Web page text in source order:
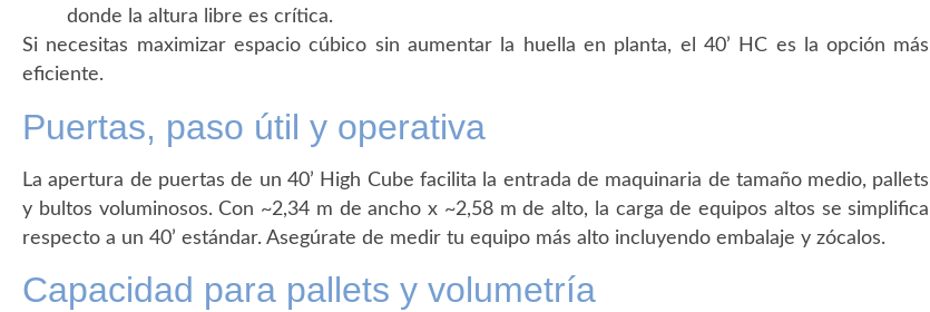
donde la altura libre es crítica.
Si necesitas maximizar espacio cúbico sin aumentar la huella en planta, el 40’ HC es la opción más
eficiente.
Puertas, paso útil y operativa
La apertura de puertas de un 40’ High Cube facilita la entrada de maquinaria de tamaño medio, pallets
y bultos voluminosos. Con ~2,34 m de ancho x ~2,58 m de alto, la carga de equipos altos se simplifica
respecto a un 40’ estándar. Asegúrate de medir tu equipo más alto incluyendo embalaje y zócalos.
Capacidad para pallets y volumetría